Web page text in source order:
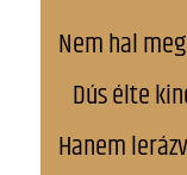
Nem hal
Dús élte
Hanem